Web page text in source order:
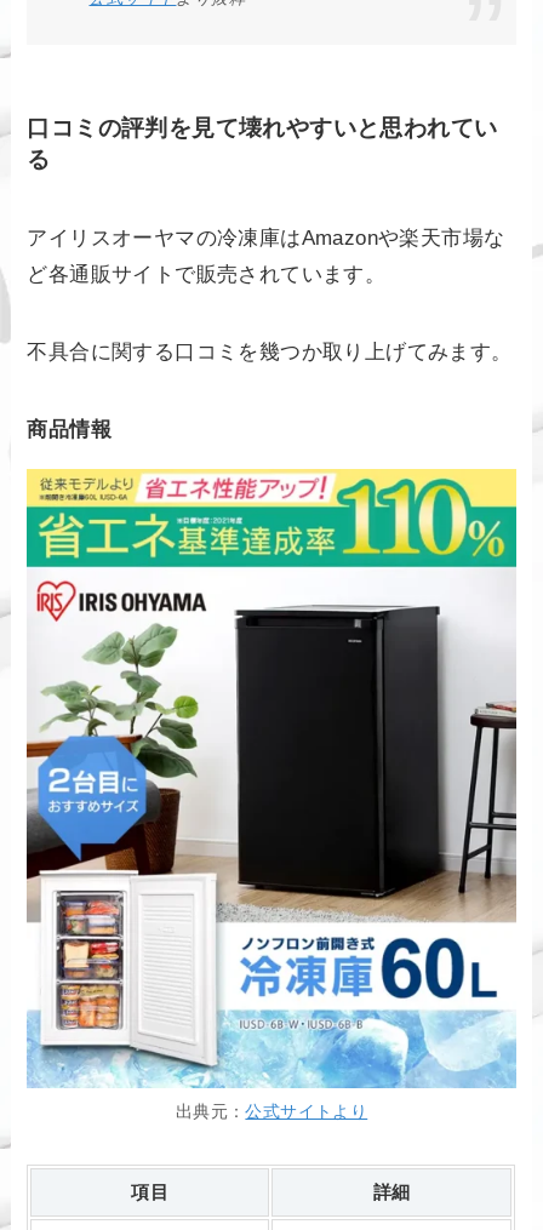
口コミの評判を見て壊れやすいと思われてい
る
アイリスオーヤマの冷凍庫はAmazonや楽天市場な
ど各通販サイトで販売されています。
不具合に関する口コミを幾つか取り上げてみます。
商品情報
出典元：公式サイトより
項目 詳細